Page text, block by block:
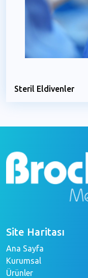
Steril Eldivenler
Site Haritası
Ana Sayfa
Kurumsal
Ürünler